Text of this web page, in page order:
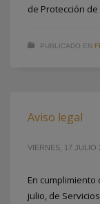
de Protección de
PUBLICADO EN
Aviso legal
VIERNES, 17 JULIO
En cumplimiento
julio, de